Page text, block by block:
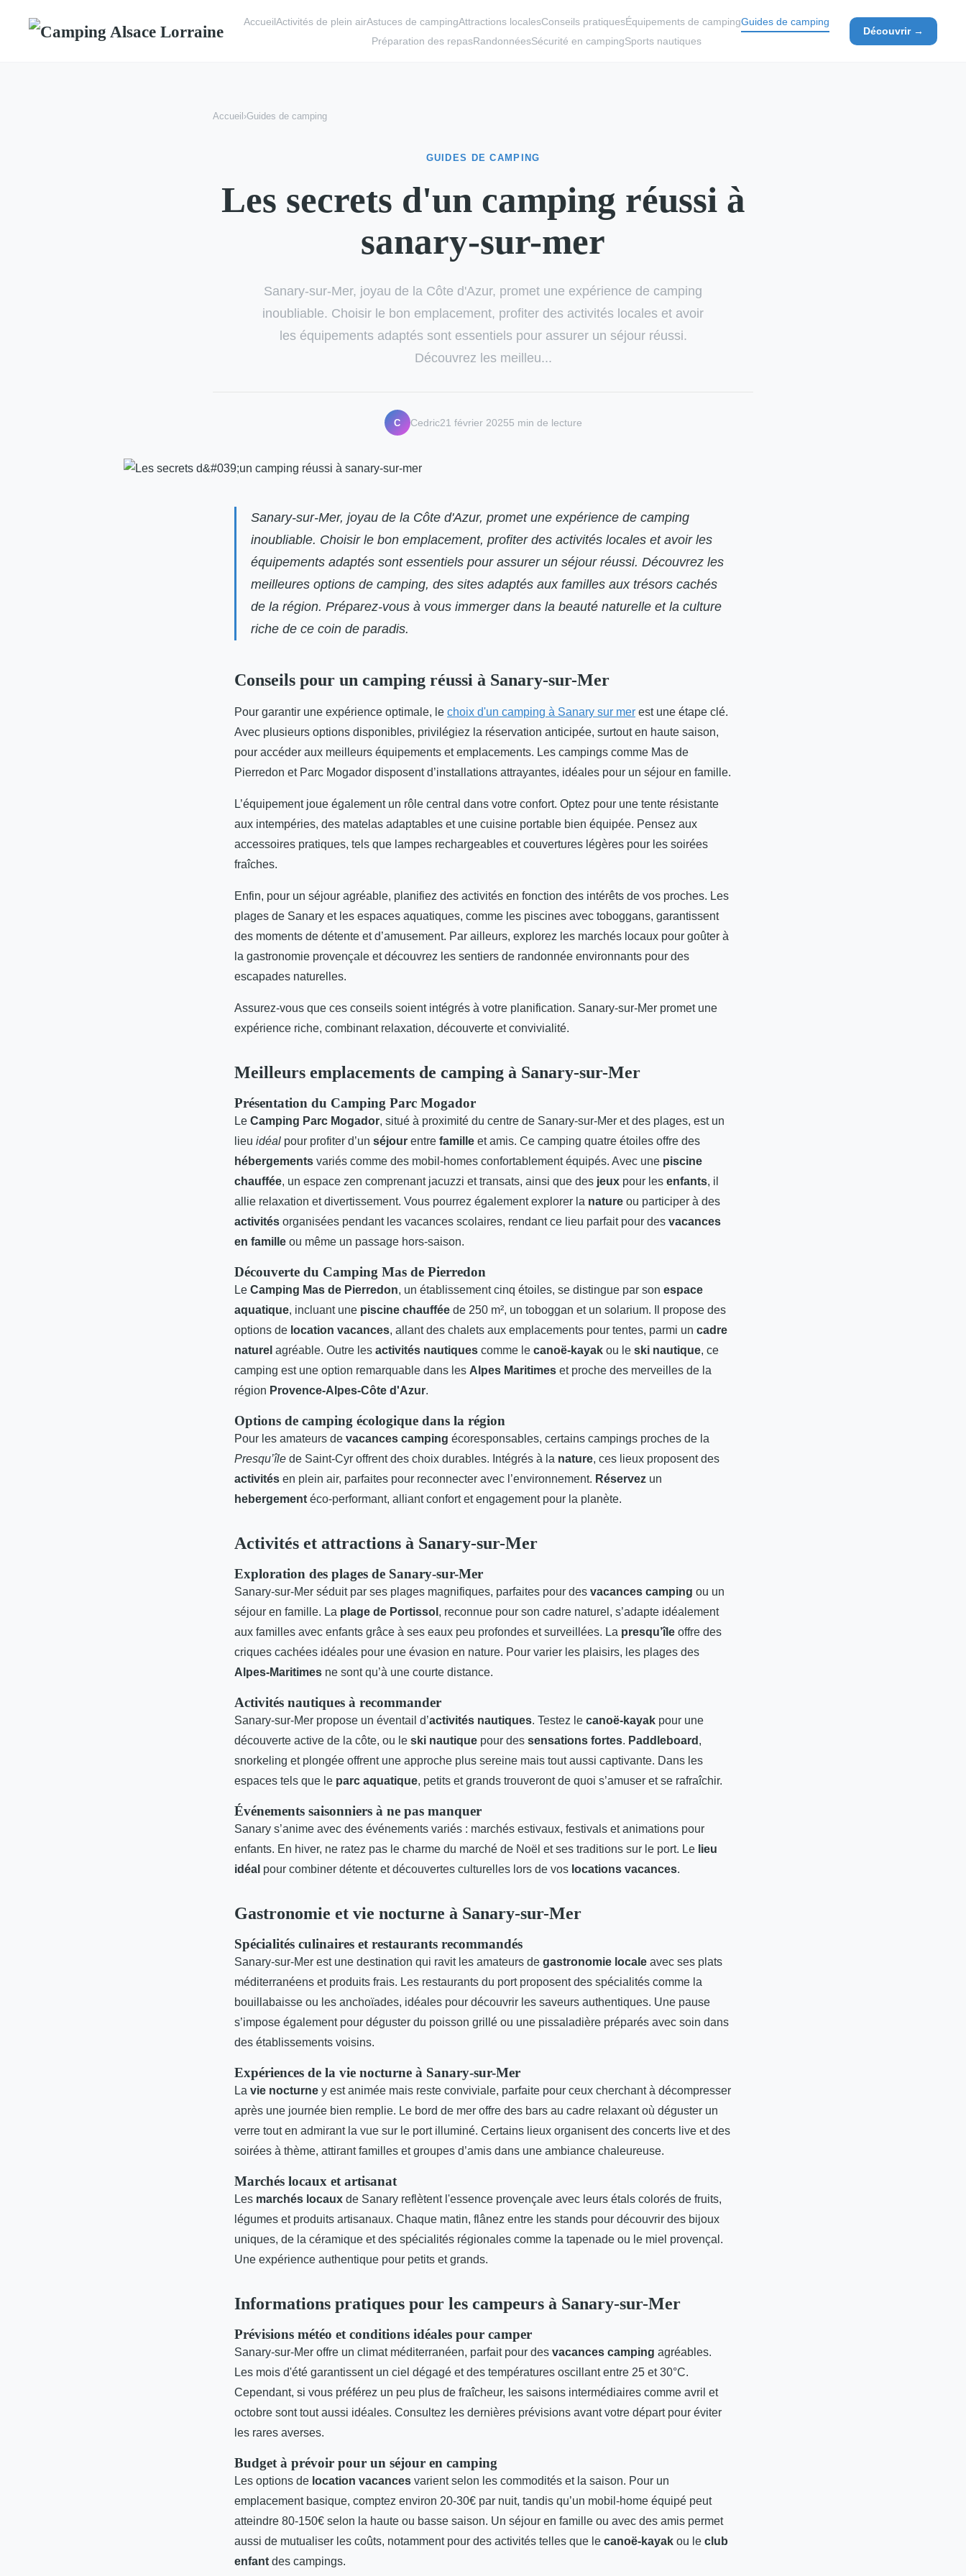
AccueilActivités de plein airAstuces de campingAttractions localesConseils pratiquesÉquipements de campingGuides de camping
Préparation des repasRandonnéesSécurité en campingSports nautiques
Découvrir →
Accueil ›Guides de camping
GUIDES DE CAMPING
Les secrets d'un camping réussi à
sanary-sur-mer
Sanary-sur-Mer, joyau de la Côte d'Azur, promet une expérience de camping
inoubliable. Choisir le bon emplacement, profiter des activités locales et avoir
les équipements adaptés sont essentiels pour assurer un séjour réussi.
Découvrez les meilleu...
C Cedric21 février 20255 min de lecture
Sanary-sur-Mer, joyau de la Côte d'Azur, promet une expérience de camping
inoubliable. Choisir le bon emplacement, profiter des activités locales et avoir les
équipements adaptés sont essentiels pour assurer un séjour réussi. Découvrez les
meilleures options de camping, des sites adaptés aux familles aux trésors cachés
de la région. Préparez-vous à vous immerger dans la beauté naturelle et la culture
riche de ce coin de paradis.
Conseils pour un camping réussi à Sanary-sur-Mer
Pour garantir une expérience optimale, le choix d'un camping à Sanary sur mer est une étape clé.
Avec plusieurs options disponibles, privilégiez la réservation anticipée, surtout en haute saison,
pour accéder aux meilleurs équipements et emplacements. Les campings comme Mas de
Pierredon et Parc Mogador disposent d’installations attrayantes, idéales pour un séjour en famille.
L’équipement joue également un rôle central dans votre confort. Optez pour une tente résistante
aux intempéries, des matelas adaptables et une cuisine portable bien équipée. Pensez aux
accessoires pratiques, tels que lampes rechargeables et couvertures légères pour les soirées
fraîches.
Enfin, pour un séjour agréable, planifiez des activités en fonction des intérêts de vos proches. Les
plages de Sanary et les espaces aquatiques, comme les piscines avec toboggans, garantissent
des moments de détente et d’amusement. Par ailleurs, explorez les marchés locaux pour goûter à
la gastronomie provençale et découvrez les sentiers de randonnée environnants pour des
escapades naturelles.
Assurez-vous que ces conseils soient intégrés à votre planification. Sanary-sur-Mer promet une
expérience riche, combinant relaxation, découverte et convivialité.
Meilleurs emplacements de camping à Sanary-sur-Mer
Présentation du Camping Parc Mogador
Le Camping Parc Mogador, situé à proximité du centre de Sanary-sur-Mer et des plages, est un
lieu idéal pour profiter d’un séjour entre famille et amis. Ce camping quatre étoiles offre des
hébergements variés comme des mobil-homes confortablement équipés. Avec une piscine
chauffée, un espace zen comprenant jacuzzi et transats, ainsi que des jeux pour les enfants, il
allie relaxation et divertissement. Vous pourrez également explorer la nature ou participer à des
activités organisées pendant les vacances scolaires, rendant ce lieu parfait pour des vacances
en famille ou même un passage hors-saison.
Découverte du Camping Mas de Pierredon
Le Camping Mas de Pierredon, un établissement cinq étoiles, se distingue par son espace
aquatique, incluant une piscine chauffée de 250 m², un toboggan et un solarium. Il propose des
options de location vacances, allant des chalets aux emplacements pour tentes, parmi un cadre
naturel agréable. Outre les activités nautiques comme le canoë-kayak ou le ski nautique, ce
camping est une option remarquable dans les Alpes Maritimes et proche des merveilles de la
région Provence-Alpes-Côte d'Azur.
Options de camping écologique dans la région
Pour les amateurs de vacances camping écoresponsables, certains campings proches de la
Presqu’île de Saint-Cyr offrent des choix durables. Intégrés à la nature, ces lieux proposent des
activités en plein air, parfaites pour reconnecter avec l’environnement. Réservez un
hebergement éco-performant, alliant confort et engagement pour la planète.
Activités et attractions à Sanary-sur-Mer
Exploration des plages de Sanary-sur-Mer
Sanary-sur-Mer séduit par ses plages magnifiques, parfaites pour des vacances camping ou un
séjour en famille. La plage de Portissol , reconnue pour son cadre naturel, s’adapte idéalement
aux familles avec enfants grâce à ses eaux peu profondes et surveillées. La presqu’île offre des
criques cachées idéales pour une évasion en nature. Pour varier les plaisirs, les plages des
Alpes-Maritimes ne sont qu’à une courte distance.
Activités nautiques à recommander
Sanary-sur-Mer propose un éventail d’activités nautiques. Testez le canoë-kayak pour une
découverte active de la côte, ou le ski nautique pour des sensations fortes. Paddleboard ,
snorkeling et plongée offrent une approche plus sereine mais tout aussi captivante. Dans les
espaces tels que le parc aquatique, petits et grands trouveront de quoi s’amuser et se rafraîchir.
Événements saisonniers à ne pas manquer
Sanary s’anime avec des événements variés : marchés estivaux, festivals et animations pour
enfants. En hiver, ne ratez pas le charme du marché de Noël et ses traditions sur le port. Le lieu
idéal pour combiner détente et découvertes culturelles lors de vos locations vacances.
Gastronomie et vie nocturne à Sanary-sur-Mer
Spécialités culinaires et restaurants recommandés
Sanary-sur-Mer est une destination qui ravit les amateurs de gastronomie locale avec ses plats
méditerranéens et produits frais. Les restaurants du port proposent des spécialités comme la
bouillabaisse ou les anchoïades, idéales pour découvrir les saveurs authentiques. Une pause
s’impose également pour déguster du poisson grillé ou une pissaladière préparés avec soin dans
des établissements voisins.
Expériences de la vie nocturne à Sanary-sur-Mer
La vie nocturne y est animée mais reste conviviale, parfaite pour ceux cherchant à décompresser
après une journée bien remplie. Le bord de mer offre des bars au cadre relaxant où déguster un
verre tout en admirant la vue sur le port illuminé. Certains lieux organisent des concerts live et des
soirées à thème, attirant familles et groupes d’amis dans une ambiance chaleureuse.
Marchés locaux et artisanat
Les marchés locaux de Sanary reflètent l'essence provençale avec leurs étals colorés de fruits,
légumes et produits artisanaux. Chaque matin, flânez entre les stands pour découvrir des bijoux
uniques, de la céramique et des spécialités régionales comme la tapenade ou le miel provençal.
Une expérience authentique pour petits et grands.
Informations pratiques pour les campeurs à Sanary-sur-Mer
Prévisions météo et conditions idéales pour camper
Sanary-sur-Mer offre un climat méditerranéen, parfait pour des vacances camping agréables.
Les mois d'été garantissent un ciel dégagé et des températures oscillant entre 25 et 30°C.
Cependant, si vous préférez un peu plus de fraîcheur, les saisons intermédiaires comme avril et
octobre sont tout aussi idéales. Consultez les dernières prévisions avant votre départ pour éviter
les rares averses.
Budget à prévoir pour un séjour en camping
Les options de location vacances varient selon les commodités et la saison. Pour un
emplacement basique, comptez environ 20-30€ par nuit, tandis qu’un mobil-home équipé peut
atteindre 80-150€ selon la haute ou basse saison. Un séjour en famille ou avec des amis permet
aussi de mutualiser les coûts, notamment pour des activités telles que le canoë-kayak ou le club
enfant des campings.